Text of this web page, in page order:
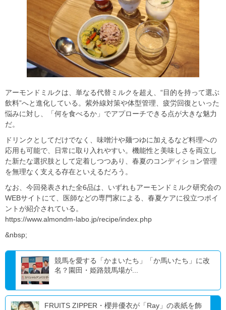
アーモンドミルクは、単なる代替ミルクを超え、“目的を持って選ぶ
飲料”へと進化している。紫外線対策や体型管理、疲労回復といった
悩みに対し、「何を食べるか」でアプローチできる点が大きな魅力
だ。
ドリンクとしてだけでなく、味噌汁や麺つゆに加えるなど料理への
応用も可能で、日常に取り入れやすい。機能性と美味しさを両立し
た新たな選択肢として定着しつつあり、春夏のコンディション管理
を無理なく支える存在といえるだろう。
なお、今回発表された全6品は、いずれもアーモンドミルク研究会の
WEBサイトにて、医師などの専門家による、春夏ケアに役立つポイ
ントが紹介されている。
https://www.almondm-labo.jp/recipe/index.php
&nbsp;
競馬を愛する「かまいたち」「か馬いたち」に改
名？園田・姫路競馬場が...
FRUITS ZIPPER・櫻井優衣が「Ray」の表紙を飾